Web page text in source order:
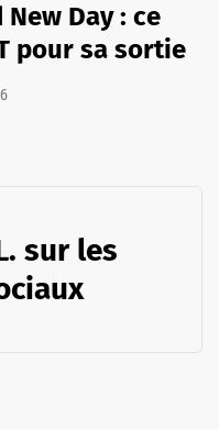
Day : ce
pour sa sortie
sur les